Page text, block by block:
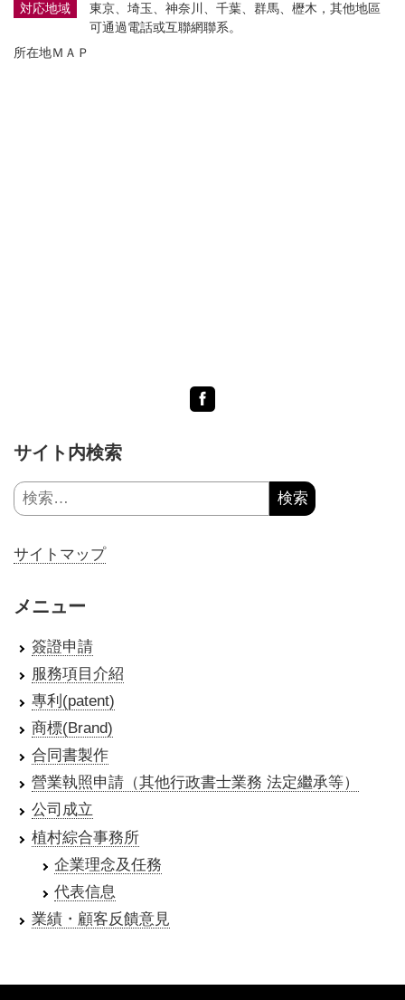
対応地域
東京、埼玉、神奈川、千葉、群馬、櫪木，其他地區
可通過電話或互聯網聯系。
所在地ＭＡＰ
サイト内検索
検
索:
サイトマップ
メニュー
簽證申請
服務項目介紹
專利(patent)
商標(Brand)
合同書製作
營業執照申請（其他行政書士業務 法定繼承等）
公司成立
植村綜合事務所
企業理念及任務
代表信息
業績・顧客反饋意見